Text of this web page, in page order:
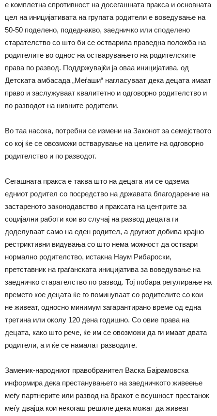
е комплетна спротивност на досегашната пракса и основната
цел на иницијативата на групата родители е воведување на
50-50 поделено, подеднакво, заедничко или споделено
старателство со што би се остварила праведна положба на
родителите во однос на остварувањето на родителските
права по развод. Поддржувајќи ја оваа иницијатива, од
Детската амбасада „Меѓаши“ нагласуваат дека децата имаат
право и заслужуваат квалитетно и одговорно родителство и
по разводот на нивните родители.
Во таа насока, потребни се измени на Законот за семејството
со кој ќе се овозможи остварување на целите на одговорно
родителство и по разводот.
Сегашната пракса е таква што на децата им се одзема
едниот родител со посредство на државата благодарение на
застареното законодавство и праксата на центрите за
социјални работи кои во случај на развод децата ги
доделуваат само на еден родител, а другиот добива крајно
рестриктивни видувања со што нема можност да оствари
нормално родителство, истакна Наум Рибароски,
претставник на граѓанската иницијатива за воведување на
заедничко старателство по развод. Тој побара регулирање на
времето кое децата ќе го поминуваат со родителите со кои
не живеат, односно минимум загарантирано време од една
третина или околу 120 дена годишно. Со овие права на
децата, како што рече, ќе им се овозможи да ги имаат двата
родители, а и ќе се намалат разводите.
Заменик-народниот правобранител Васка Бајрамовска
информира дека престанувањето на заедничкото живеење
меѓу партнерите или развод на бракот е всушност престанок
меѓу двајца кои некогаш решиле дека можат да живеат